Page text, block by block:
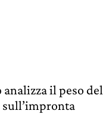
il peso del